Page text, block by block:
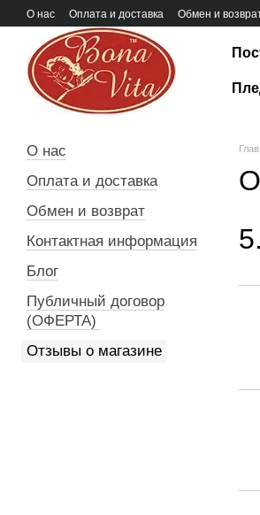
Перейти к основному контенту
О нас Оплата и доставка Обмен и
О нас
Оплата и доставка
Обмен и возврат
Контактная информация
Блог
Публичный договор
(ОФЕРТА)
Отзывы о магазине